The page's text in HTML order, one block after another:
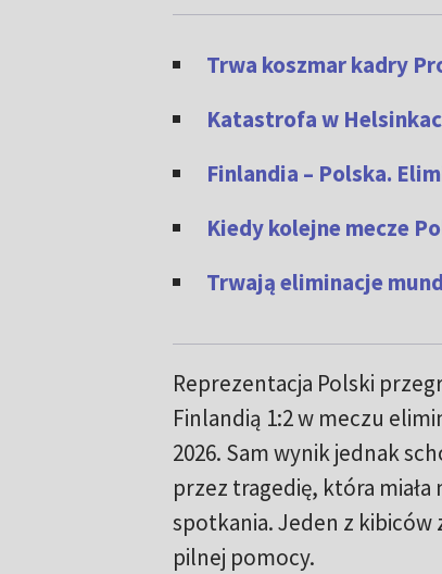
Trwa koszmar kadry
Katastrofa w
Finlandia – Polska.
Kiedy kolejne mecze
Trwają eliminacje
Reprezentacja Polski
Finlandią 1:2 w meczu
2026. Sam wynik jednak
przez tragedię, która miała
spotkania. Jeden z kibiców
pilnej pomocy.